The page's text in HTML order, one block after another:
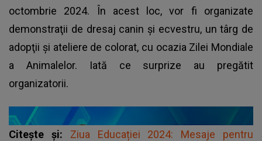
octombrie 2024. În acest loc, vor fi organizate
demonstraţii de dresaj canin şi ecvestru, un târg de
adopţii și ateliere de colorat, cu ocazia Zilei Mondiale
a Animalelor. Iată ce surprize au pregătit
organizatorii.
Citește și: Ziua Educației 2024: Mesaje pentru